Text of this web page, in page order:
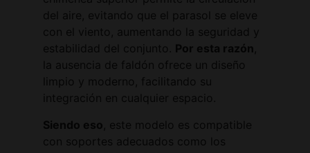
del aire, evitando que el parasol se eleve
con el viento, aumentando la seguridad y
estabilidad del conjunto. Por esta razón,
la ausencia de faldón ofrece un diseño
limpio y moderno, facilitando su
integración en cualquier espacio.
Siendo eso , este modelo es compatible
con soportes adecuados como los